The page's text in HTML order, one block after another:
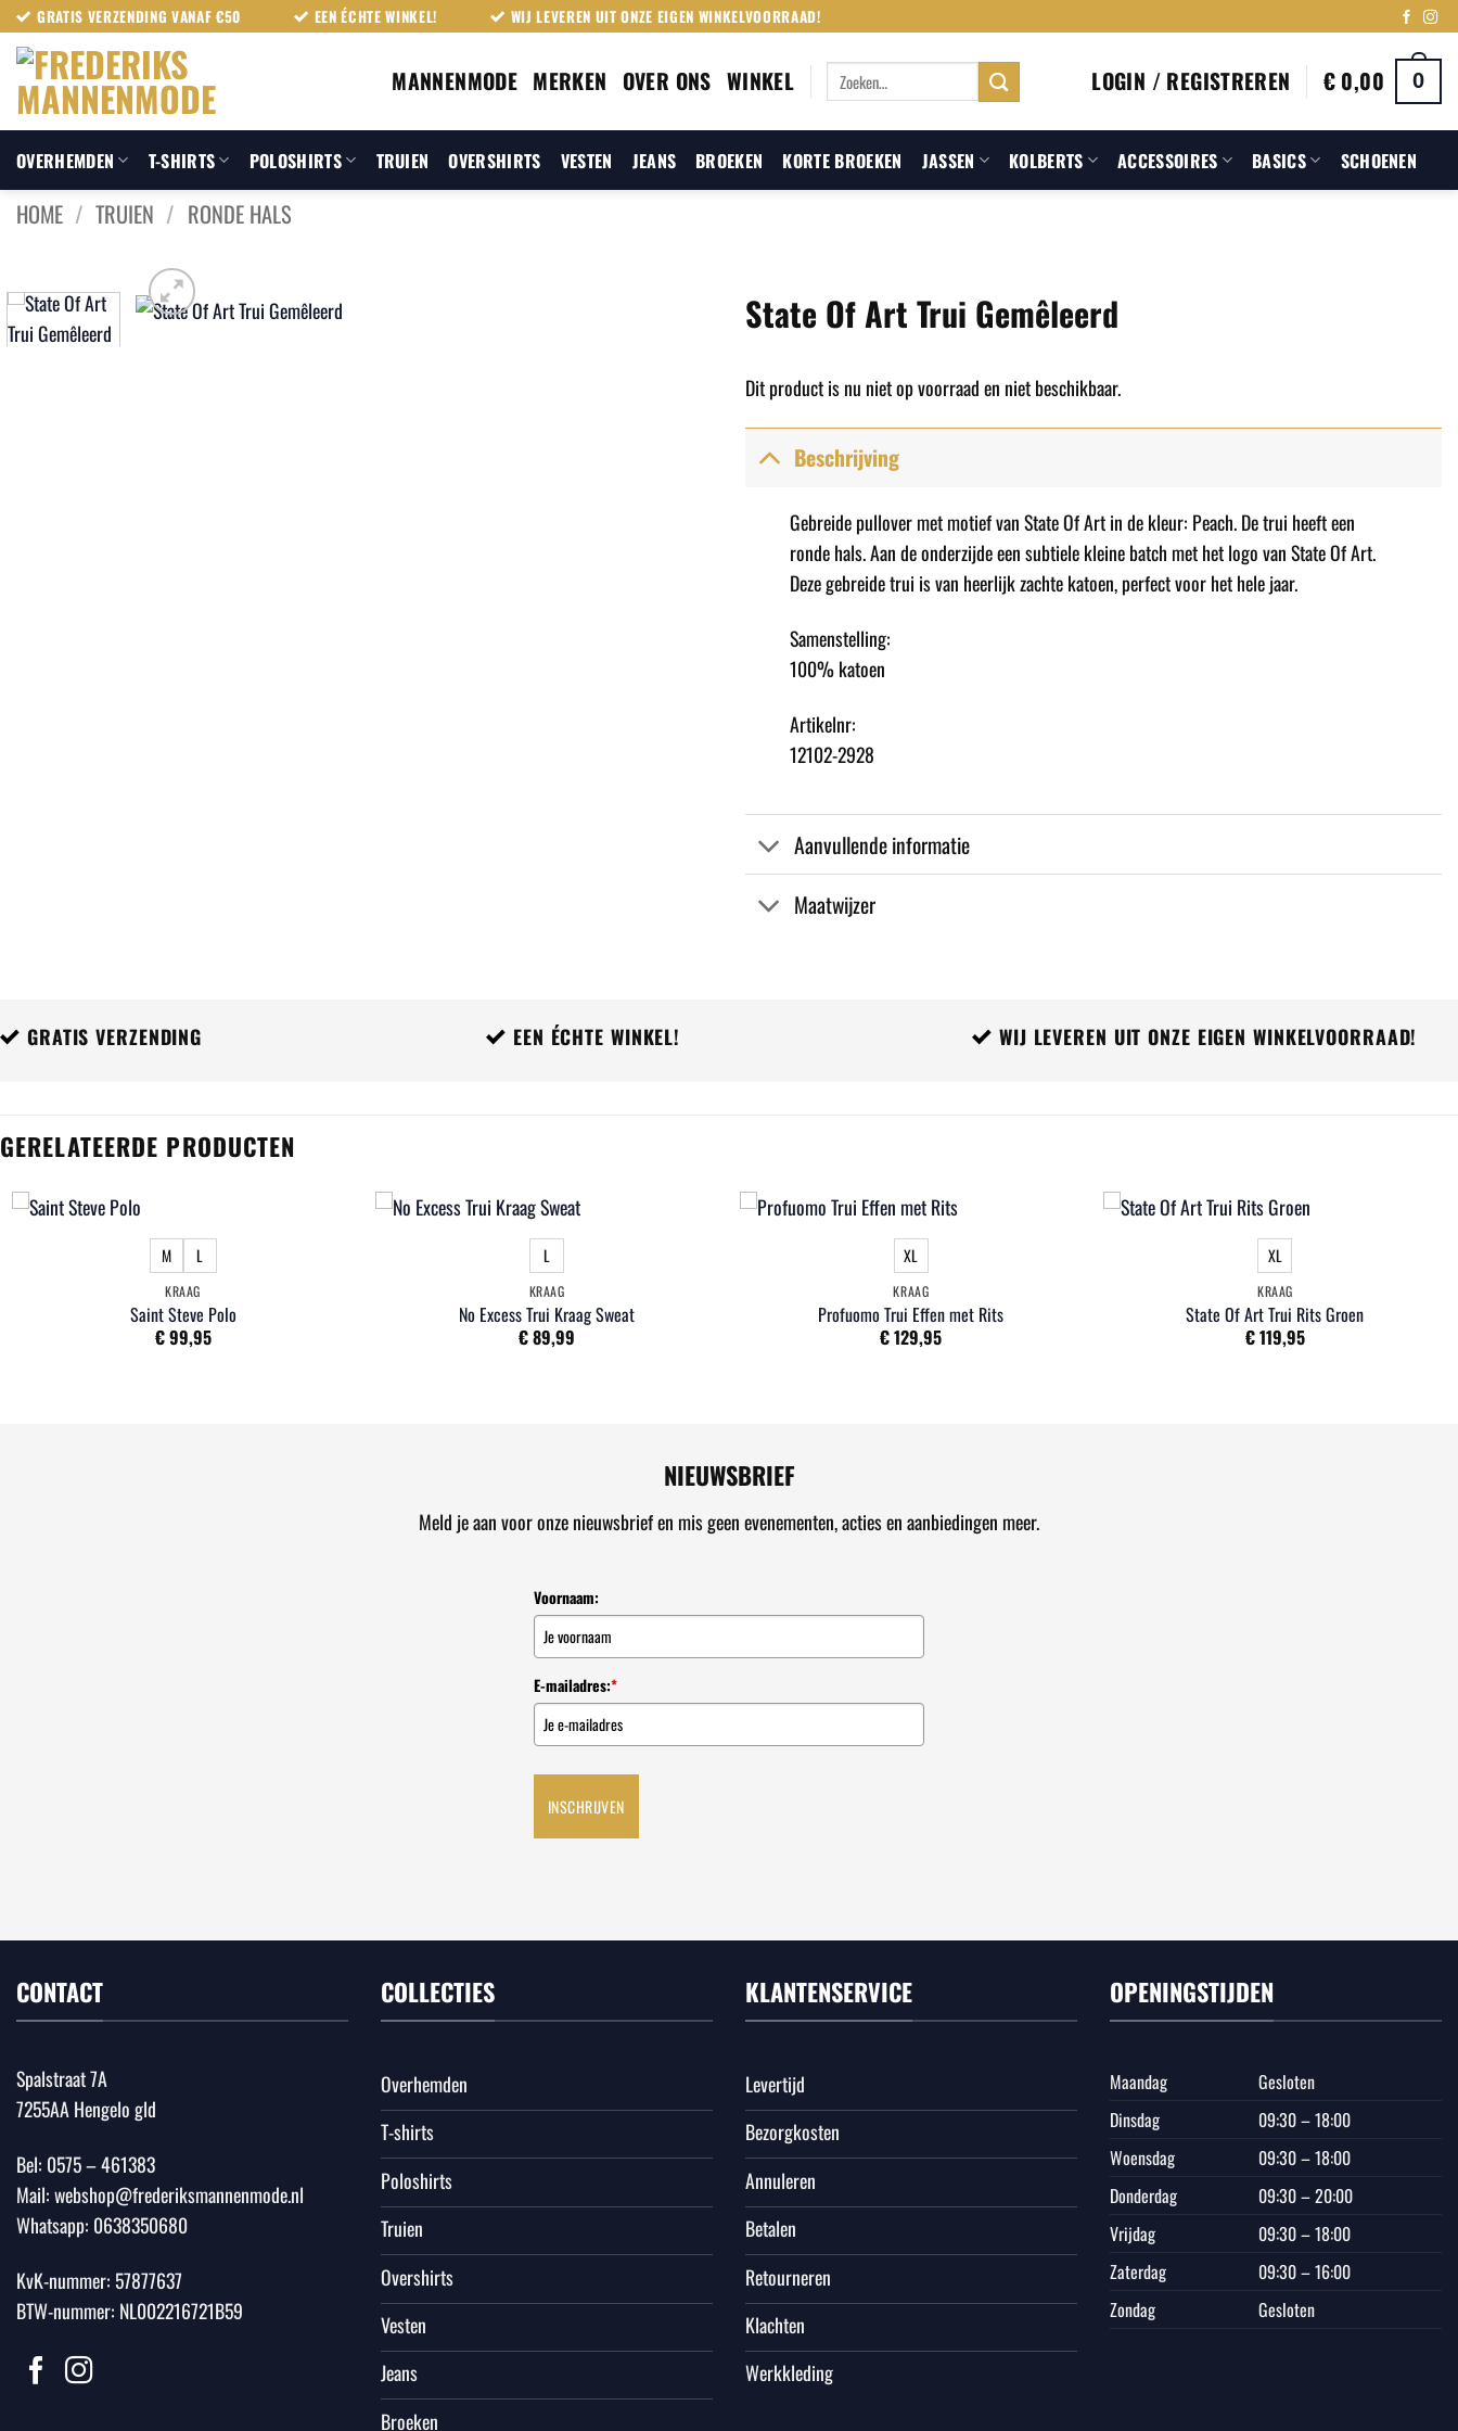
Ga
naar
inhoud
GRATIS VERZENDING VANAF €50 EEN ÉCHTE WINKEL! WIJ LEVEREN UIT ONZE EIGEN WINKELVOORRAAD!
MANNENMODE MERKEN OVER ONS WINKEL
Zoeken
naar:
LOGIN / REGISTREREN € 0,00 0
OVERHEMDEN T-SHIRTS POLOSHIRTS TRUIEN OVERSHIRTS VESTEN JEANS BROEKEN KORTE BROEKEN JASSEN KOLBERTS ACCESSOIRES BASICS SCHOENEN
HOME / TRUIEN / RONDE HALS
State Of Art Trui Gemêleerd
Dit product is nu niet op voorraad en niet beschikbaar.
Beschrijving
Gebreide pullover met motief van State Of Art in de kleur: Peach. De trui heeft een
ronde hals. Aan de onderzijde een subtiele kleine batch met het logo van State Of Art.
Deze gebreide trui is van heerlijk zachte katoen, perfect voor het hele jaar.
Samenstelling:
100% katoen
Artikelnr:
12102-2928
Aanvullende informatie
Maatwijzer
GRATIS VERZENDING EEN ÉCHTE WINKEL! WIJ LEVEREN UIT ONZE EIGEN WINKELVOORRAAD!
GERELATEERDE PRODUCTEN
M L
KRAAG
Saint Steve Polo
€99,95
L
KRAAG
No Excess Trui Kraag Sweat
€89,99
XL
KRAAG
Profuomo Trui Effen met Rits
€129,95
XL
KRAAG
State Of Art Trui Rits Groen
€119,95
NIEUWSBRIEF
Meld je aan voor onze nieuwsbrief en mis geen evenementen, acties en aanbiedingen meer.
Voornaam:
E-mailadres:*
INSCHRIJVEN
CONTACT
Spalstraat 7A
7255AA Hengelo gld
Bel: 0575 – 461383
Mail:webshop@frederiksmannenmode.nl
Whatsapp: 0638350680
KvK-nummer: 57877637
BTW-nummer: NL002216721B59
COLLECTIES
Overhemden
T-shirts
Poloshirts
Truien
Overshirts
Vesten
Jeans
Broeken
KLANTENSERVICE
Levertijd
Bezorgkosten
Annuleren
Betalen
Retourneren
Klachten
Werkkleding
OPENINGSTIJDEN
Maandag
Gesloten
Dinsdag
09:30 – 18:00
Woensdag
09:30 – 18:00
Donderdag
09:30 – 20:00
Vrijdag
09:30 – 18:00
Zaterdag
09:30 – 16:00
Zondag
Gesloten